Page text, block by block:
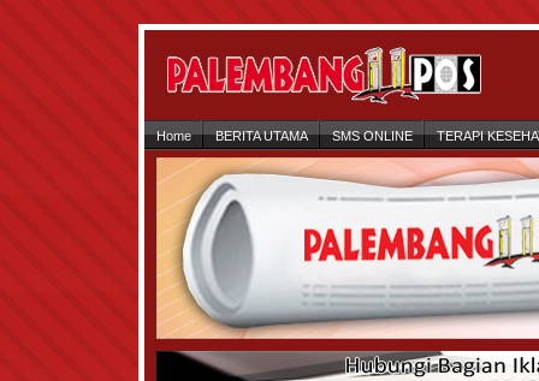
Home BERITA UTAMA SMS ONLINE TERAPI